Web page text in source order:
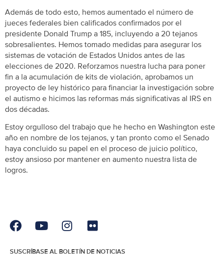
Además de todo esto, hemos aumentado el número de
jueces federales bien calificados confirmados por el
presidente Donald Trump a 185, incluyendo a 20 tejanos
sobresalientes. Hemos tomado medidas para asegurar los
sistemas de votación de Estados Unidos antes de las
elecciones de 2020. Reforzamos nuestra lucha para poner
fin a la acumulación de kits de violación, aprobamos un
proyecto de ley histórico para financiar la investigación sobre
el autismo e hicimos las reformas más significativas al IRS en
dos décadas.
Estoy orgulloso del trabajo que he hecho en Washington este
año en nombre de los tejanos, y tan pronto como el Senado
haya concluido su papel en el proceso de juicio político,
estoy ansioso por mantener en aumento nuestra lista de
logros.
SUSCRÍBASE AL BOLETÍN DE NOTICIAS